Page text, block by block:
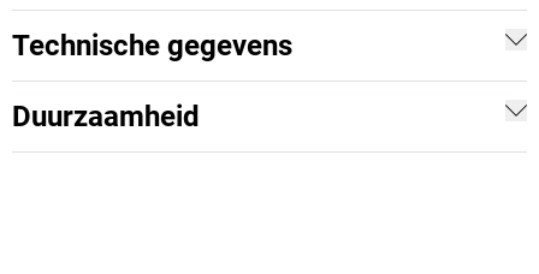
Technische gegevens
Duurzaamheid